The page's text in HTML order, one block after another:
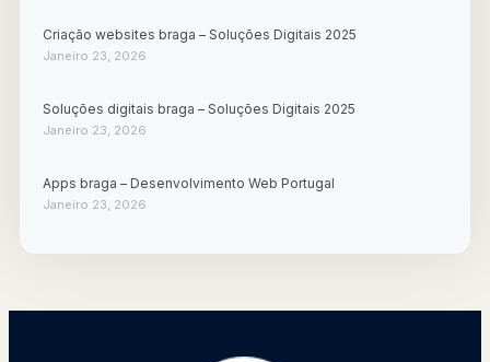
Criação websites braga – Soluções Digitais 2025
Janeiro 23, 2026
Soluções digitais braga – Soluções Digitais 2025
Janeiro 23, 2026
Apps braga – Desenvolvimento Web Portugal
Janeiro 23, 2026